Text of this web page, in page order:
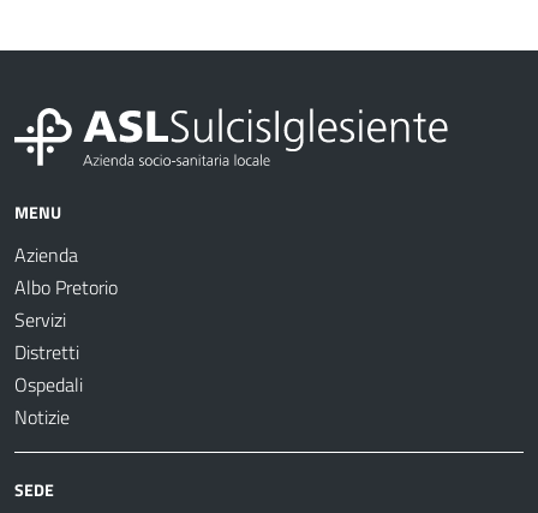
MENU
Azienda
Albo Pretorio
Servizi
Distretti
Ospedali
Notizie
SEDE